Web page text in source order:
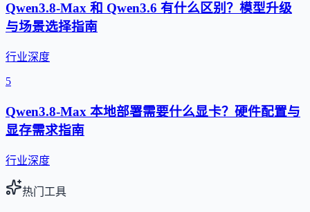
Qwen3.8-Max 和 Qwen3.6 有什么区别？模型升级
与场景选择指南
行业深度
5
Qwen3.8-Max 本地部署需要什么显卡？硬件配置与
显存需求指南
行业深度
热门工具